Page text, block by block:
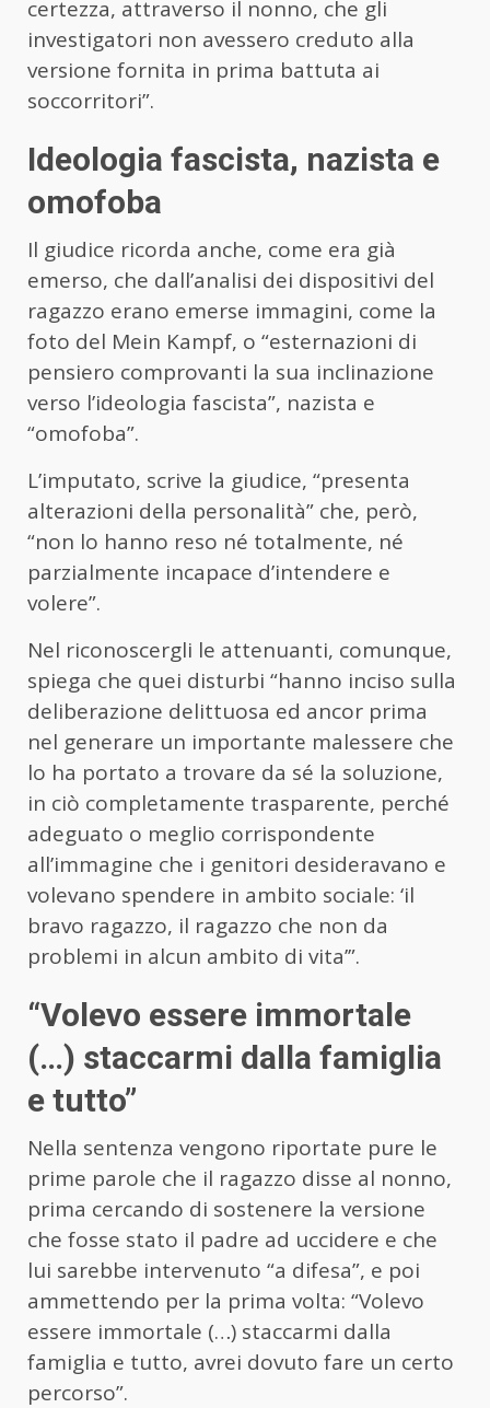
certezza, attraverso il nonno, che gli
investigatori non avessero creduto alla
versione fornita in prima battuta ai
soccorritori”.
Ideologia fascista, nazista e
omofoba
Il giudice ricorda anche, come era già
emerso, che dall’analisi dei dispositivi del
ragazzo erano emerse immagini, come la
foto del Mein Kampf, o “esternazioni di
pensiero comprovanti la sua inclinazione
verso l’ideologia fascista”, nazista e
“omofoba”.
L’imputato, scrive la giudice, “presenta
alterazioni della personalità” che, però,
“non lo hanno reso né totalmente, né
parzialmente incapace d’intendere e
volere”.
Nel riconoscergli le attenuanti, comunque,
spiega che quei disturbi “hanno inciso sulla
deliberazione delittuosa ed ancor prima
nel generare un importante malessere che
lo ha portato a trovare da sé la soluzione,
in ciò completamente trasparente, perché
adeguato o meglio corrispondente
all’immagine che i genitori desideravano e
volevano spendere in ambito sociale: ‘il
bravo ragazzo, il ragazzo che non da
problemi in alcun ambito di vita’”.
“Volevo essere immortale
(…) staccarmi dalla famiglia
e tutto”
Nella sentenza vengono riportate pure le
prime parole che il ragazzo disse al nonno,
prima cercando di sostenere la versione
che fosse stato il padre ad uccidere e che
lui sarebbe intervenuto “a difesa”, e poi
ammettendo per la prima volta: “Volevo
essere immortale (…) staccarmi dalla
famiglia e tutto, avrei dovuto fare un certo
percorso”.